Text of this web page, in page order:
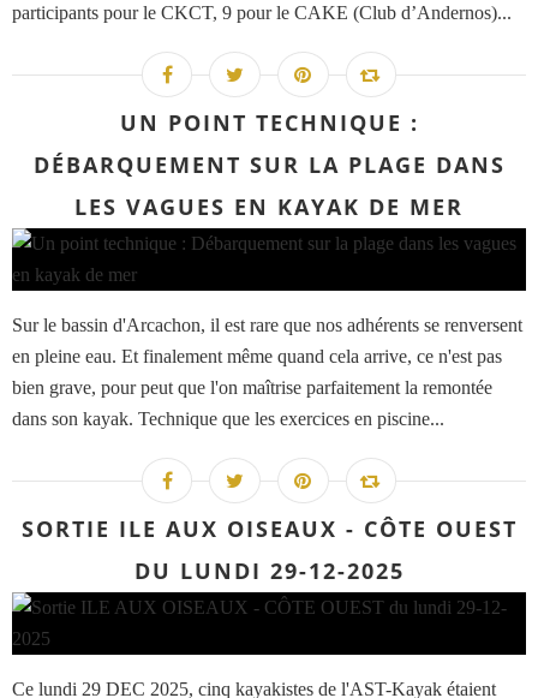
participants pour le CKCT, 9 pour le CAKE (Club d’Andernos)...
UN POINT TECHNIQUE :
DÉBARQUEMENT SUR LA PLAGE DANS
LES VAGUES EN KAYAK DE MER
Sur le bassin d'Arcachon, il est rare que nos adhérents se renversent
en pleine eau. Et finalement même quand cela arrive, ce n'est pas
bien grave, pour peut que l'on maîtrise parfaitement la remontée
dans son kayak. Technique que les exercices en piscine...
SORTIE ILE AUX OISEAUX - CÔTE OUEST
DU LUNDI 29-12-2025
Ce lundi 29 DEC 2025, cinq kayakistes de l'AST-Kayak étaient